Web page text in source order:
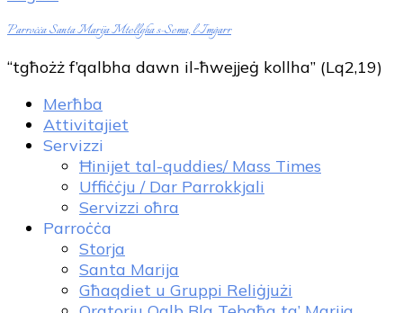
Parroċċa Santa Marija Mtellgħa s-Sema, l-Imġarr
“tgħożż f’qalbha dawn il-ħwejjeġ kollha” (Lq2,19)
Merħba
Attivitajiet
Servizzi
Ħinijet tal-quddies/ Mass Times
Uffiċċju / Dar Parrokkjali
Servizzi oħra
Parroċċa
Storja
Santa Marija
Għaqdiet u Gruppi Reliġjużi